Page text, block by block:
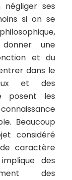
ses
si on se
une
et du
dans le
et des
posent les
Beaucoup
considéré
caractère
des
des